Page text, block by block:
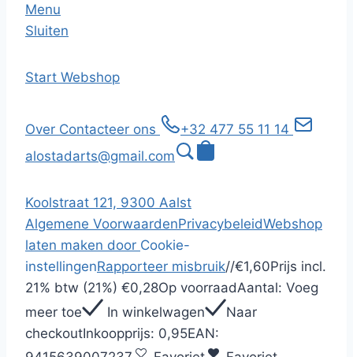
Menu
Sluiten
Start Webshop
Over Contacteer ons
+32 477 55 11 14
alostadarts@gmail.com
Koolstraat 121, 9300 Aalst
Algemene VoorwaardenPrivacybeleidWebshop
laten maken door Cookie-
instellingenRapporteer misbruik//€1,60Prijs incl.
21% btw (21%) €0,28Op voorraadAantal: Voeg
meer toe
In winkelwagen
Naar
checkoutInkoopprijs: 0,95EAN: